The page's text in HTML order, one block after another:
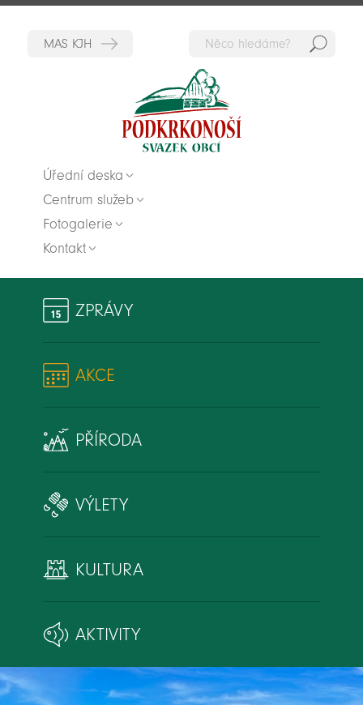
Úřední deska
Centrum služeb
Fotogalerie
Kontakt
ZPRÁVY
AKCE
PŘÍRODA
VÝLETY
KULTURA
AKTIVITY